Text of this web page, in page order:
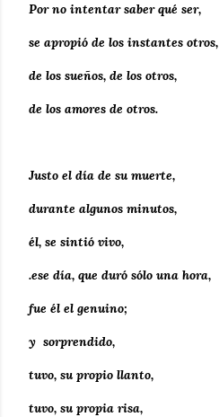
Por no intentar saber qué ser,
se apropió de los instantes otros,
de los sueños, de los otros,
de los amores de otros.
Justo el día de su muerte,
durante algunos minutos,
él, se sintió vivo,
.ese día, que duró sólo una hora,
fue él el genuino;
y sorprendido,
tuvo, su propio llanto,
tuvo, su propia risa,